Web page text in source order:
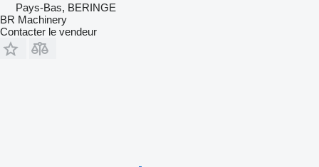
Pays-Bas, BERINGE
BR Machinery
Contacter le vendeur